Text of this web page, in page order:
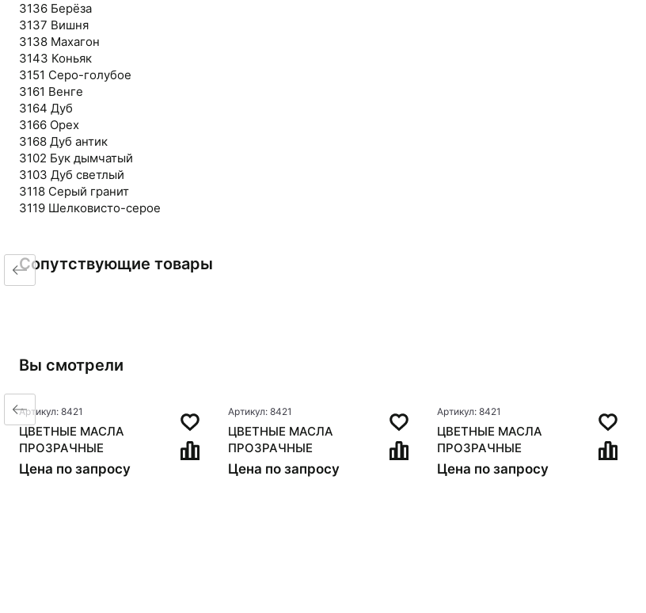
3136 Берёза
3137 Вишня
3138 Махагон
3143 Коньяк
3151 Серо-голубое
3161 Венге
3164 Дуб
3166 Орех
3168 Дуб антик
3102 Бук дымчатый
3103 Дуб светлый
3118 Серый гранит
3119 Шелковисто-серое
Сопутствующие товары
Вы смотрели
Артикул: 8421
ЦВЕТНЫЕ МАСЛА
ПРОЗРАЧНЫЕ
Цена по запросу
Артикул: 8421
ЦВЕТНЫЕ МАСЛА
ПРОЗРАЧНЫЕ
Цена по запросу
Артикул: 8421
ЦВЕТНЫЕ МАСЛА
ПРОЗРАЧНЫЕ
Цена по запросу